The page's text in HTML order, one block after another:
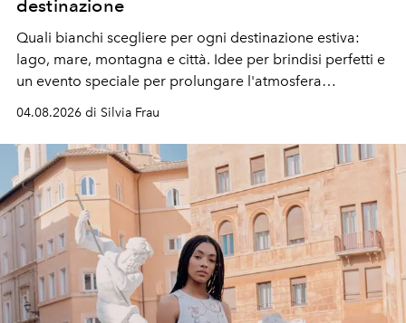
destinazione
Quali bianchi scegliere per ogni destinazione estiva:
lago, mare, montagna e città. Idee per brindisi perfetti e
un evento speciale per prolungare l'atmosfera
04.08.2026 di Silvia Frau